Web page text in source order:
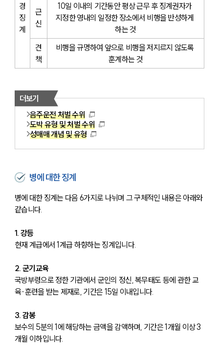
경
징
계
근
신
10일 이내의 기간동안 평상 근무 후 징계권자가
지정한 영내의 일정한 장소에서 비행을 반성하게
하는 것
견
책
비행을 규명하여 앞으로 비행을 저지르지 않도록
훈계하는 것
더보기
음주운전 처벌 수위
도박 유형 및 처벌 수위
성매매 개념 및 유형
병에 대한 징계
병에 대한 징계는 다음 6가지로 나뉘며 그 구체적인 내용은 아래와
같습니다.
1. 강등
현재 계급에서 1계급 하향하는 징계입니다.
2. 군기교육
국방부령으로 정한 기관에서 군인의 정신, 복무태도 등에 관한 교
육·훈련을 받는 제재로, 기간은 15일 이내입니다.
3. 감봉
보수의 5분의 1에 해당하는 금액을 감액하며, 기간은 1개월 이상 3
개월 이하입니다.